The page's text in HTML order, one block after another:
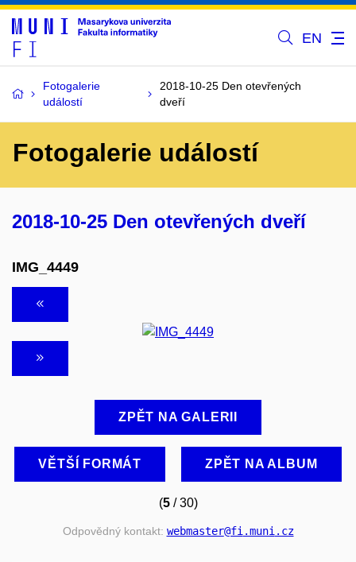
EN
Fotogalerie
událostí
2018-10-25 Den otevřených
dveří
Fotogalerie událostí
2018-10-25 Den otevřených dveří
IMG_4449
ZPĚT NA GALERII
VĚTŠÍ FORMÁT ZPĚT NA ALBUM
(5/ 30)
Odpovědný kontakt: webmaster@fi.muni.cz